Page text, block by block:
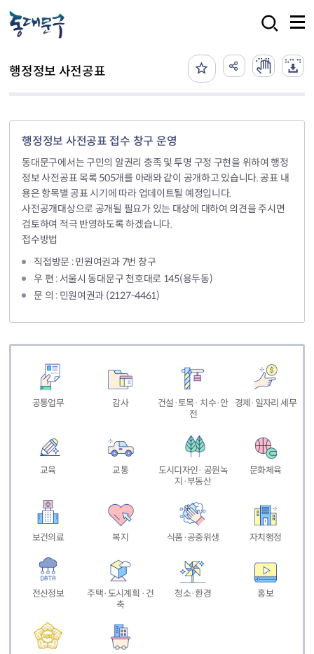
행정정보 사전공표
행정정보 사전공표 접수 창구 운영
동대문구에서는 구민의 알권리 충족 및 투명 구정 구현을 위하여 행정
정보 사전공표 목록 505개를 아래와 같이 공개하고 있습니다. 공표 내
용은 항목별 공표 시기에 따라 업데이트될 예정입니다.
사전공개대상으로 공개될 필요가 있는 대상에 대하여 의견을 주시면
검토하여 적극 반영하도록 하겠습니다.
접수방법
직접방문 : 민원여권과 7번 창구
우 편 : 서울시 동대문구 천호대로 145(용두동)
문 의 : 민원여권과 (2127-4461)
공통업무 감사
건설·토목· 치수·안
전
경제·일자리 세무
교육 교통
도시디자인· 공원녹
지·부동산
문화체육
보건의료 복지 식품·공중위생 자치행정
전산정보
주택·도시계획 ·건
축
청소·환경 홍보